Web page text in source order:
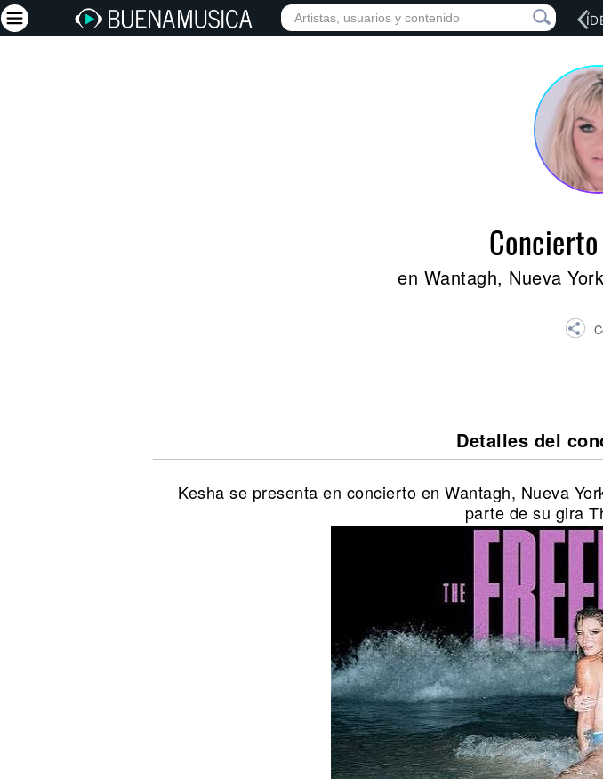
INICIO ARTISTAS RED SOCIAL MÚSICA
en Wantagh, Nueva
Detalles del
Kesha se presenta en concierto en Wantagh, Nueva
parte de su gira